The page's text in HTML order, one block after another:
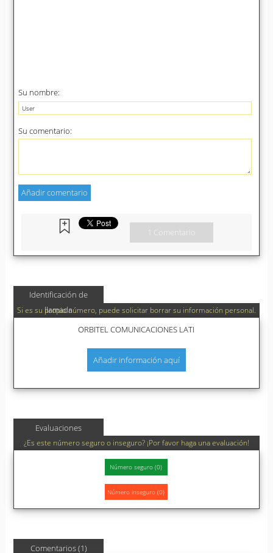
Su nombre:
Su comentario:
1 Comentario
Identificación de
llamada
Si es su propio número, puede solicitar borrar su información personal.
ORBITEL COMUNICACIONES LATI
Añadir información aquí
Evaluaciones
¿Es este número seguro o inseguro? ¡Por favor haga una evaluación!
Comentarios (1)